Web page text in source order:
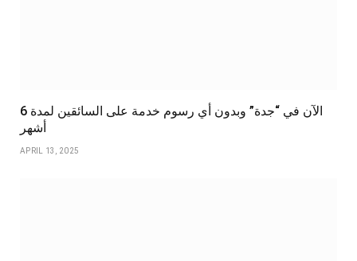
الآن في “جدة” وبدون أي رسوم خدمة على السائقين لمدة 6
أشهر
APRIL 13, 2025